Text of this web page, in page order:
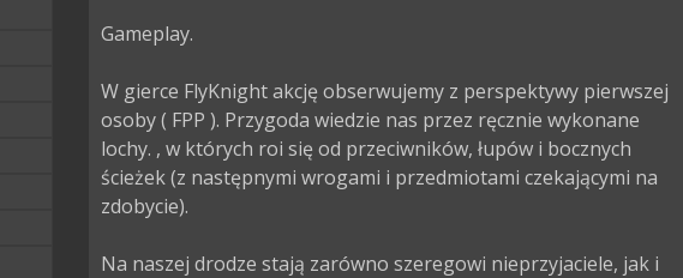
Gameplay.
W gierce FlyKnight akcję obserwujemy z perspektywy pierwszej
osoby ( FPP ). Przygoda wiedzie nas przez ręcznie wykonane
lochy. , w których roi się od przeciwników, łupów i bocznych
ścieżek (z następnymi wrogami i przedmiotami czekającymi na
zdobycie).
Na naszej drodze stają zarówno szeregowi nieprzyjaciele, jak i